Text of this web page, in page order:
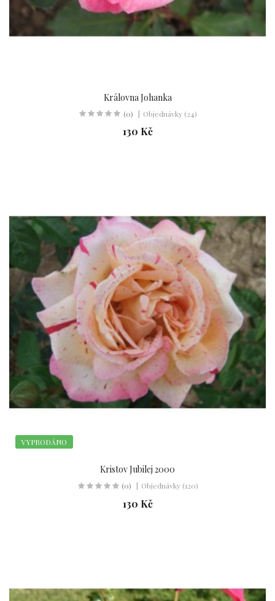
Královna Johanka
(0) Objednávky (24)
130 Kč
VYPRODÁNO
Kristov Jubilej 2000
(0) Objednávky (120)
130 Kč